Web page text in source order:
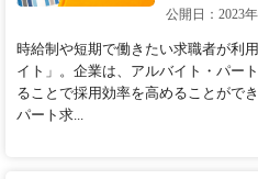
公開日：2023
時給制や短期で働きたい求職者が利
イト」。企業は、アルバイト・パー
ることで採用効率を高めることがで
パート求...